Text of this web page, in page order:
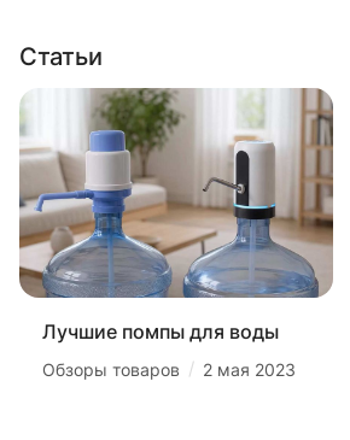
Статьи
Лучшие помпы для воды
Обзоры товаров / 2 мая 2023